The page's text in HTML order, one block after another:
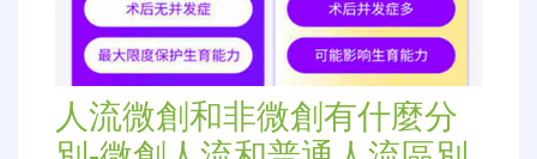
人流微創和非微創有什麼分